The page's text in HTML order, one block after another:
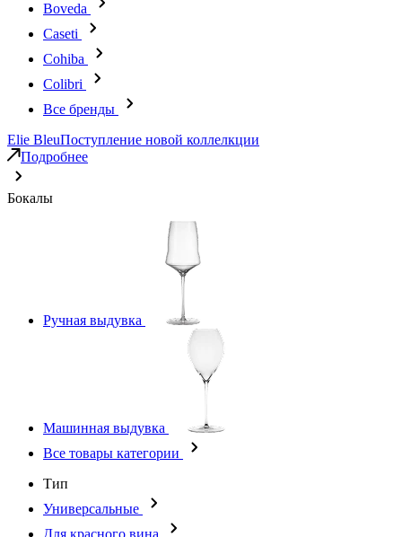
Boveda
Caseti
Cohiba
Colibri
Все бренды
Elie BleuПоступление новой коллелкции
Подробнее
Бокалы
Ручная выдувка
Машинная выдувка
Все товары категории
Тип
Универсальные
Для красного вина